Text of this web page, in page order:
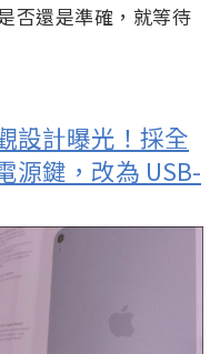
否還是準確，就等待
設計曝光！採全
源鍵，改為 USB-